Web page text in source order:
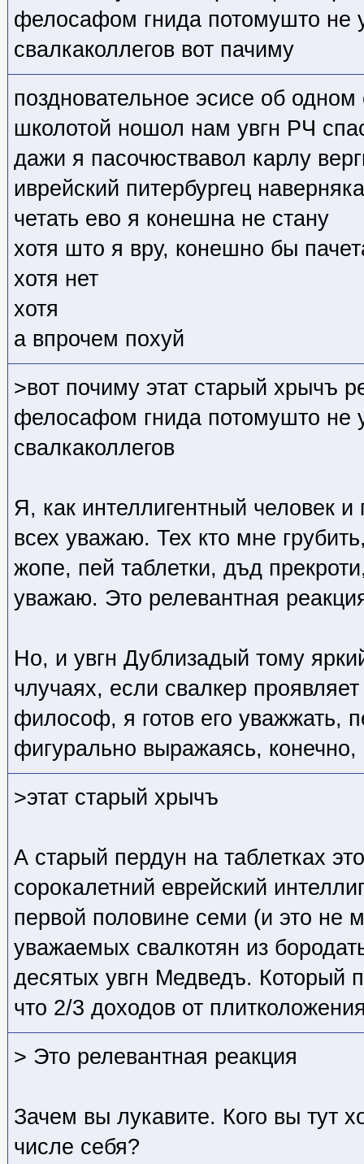
фелосафом гнида потомушто не
свалкаколлегов вот пачиму
поздновательное эсисе об одном
школотой ношол нам увгн РЧ
дажи я пасочюствавол карлу
иврейский питербургец
четать ево я конешна не стану
хотя што я вру, конешно бы
хотя нет
хотя
а впрочем похуй
>вот почиму этат старый хрычъ
фелосафом гнида потомушто не
свалкаколлегов
Я, как интеллигентный человек
всех уважаю. Тех кто мне
жопе, пей таблетки, дъд
уважаю. Это релевантная
Но, и увгн Дублизадый тому
члучаях, если свалкер
философ, я готов его уважжать,
фигурально выражаясь,
>этат старый хрычъ
А старый пердун на таблетках
сорокалетний еврейский
первой половине семи (и это не
уважаемых свалкотян из
десятых увгн Медведъ. Который
что 2/3 доходов от
> Это релевантная реакция
Зачем вы лукавите. Кого вы тут
числе себя?